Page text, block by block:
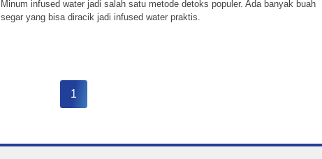
Minum infused water jadi salah satu metode detoks populer. Ada banyak buah
segar yang bisa diracik jadi infused water praktis.
1